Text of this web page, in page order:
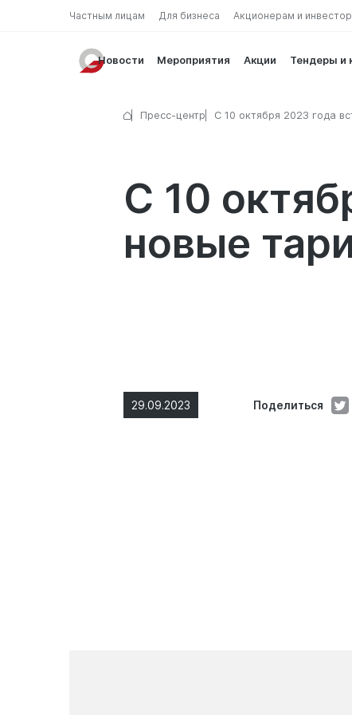
Частным лицам Для бизнеса Акционерам и
Новости Мероприятия Акции Тендеры и
Пресс-центр
С 10 октября 2023 года
С 10
новые
29.09.2023 Поделиться